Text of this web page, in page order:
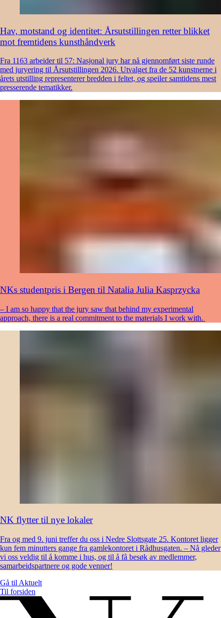
Hav, motstand og identitet: Årsutstillingen retter blikket
mot fremtidens kunsthåndverk
Fra 1163 arbeider til 57: Nasjonal jury har nå gjennomført siste runde
med juryering til Årsutstillingen 2026. Utvalget fra de 52 kunstnerne i
årets utstilling representerer bredden i feltet, og speiler samtidens mest
presserende tematikker.
NKs studentpris i Bergen til Natalia Julia Kasprzycka
– I am so happy that the jury saw that behind my experimental
approach, there is a real commitment to the materials I work with.
NK flytter til nye lokaler
Fra og med 9. juni treffer du oss i Nedre Slottsgate 25. Kontoret ligger
kun fem minutters gange fra gamlekontoret i Rådhusgaten. – Nå gleder
vi oss veldig til å komme i hus, og til å få besøk av medlemmer,
samarbeidspartnere og gode venner!
Gå til Aktuelt
Til forsiden